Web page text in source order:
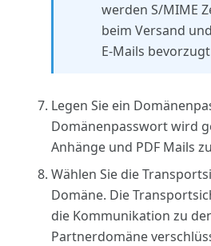
werden S/MIME
beim Versand
E-Mails
Legen Sie ein
Domänenpasswort wird
Anhänge und PDF Mails
Wählen Sie die
Domäne. Die
die Kommunikation zu
Partnerdomäne